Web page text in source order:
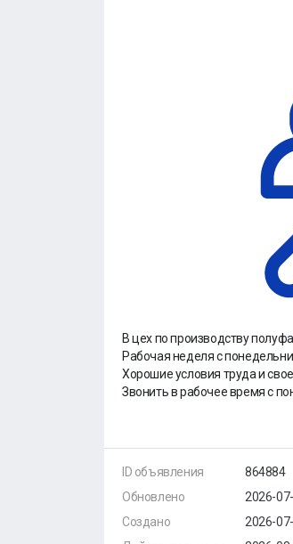
В цех по пpоизводству
Paбочaя неделя с
Хорошие условия труда и
Звонить в рабочее время с
ID объявления
Обновлено
Создано
864884
2026-
2026-